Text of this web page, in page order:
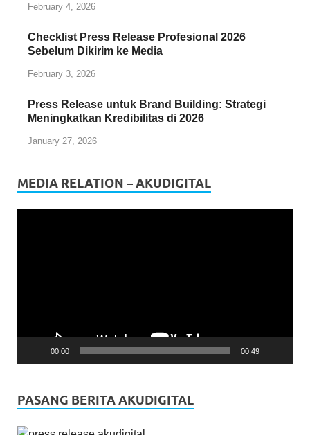
February 4, 2026
Checklist Press Release Profesional 2026
Sebelum Dikirim ke Media
February 3, 2026
Press Release untuk Brand Building: Strategi
Meningkatkan Kredibilitas di 2026
January 27, 2026
MEDIA RELATION – AKUDIGITAL
00:00 00:49
PASANG BERITA AKUDIGITAL